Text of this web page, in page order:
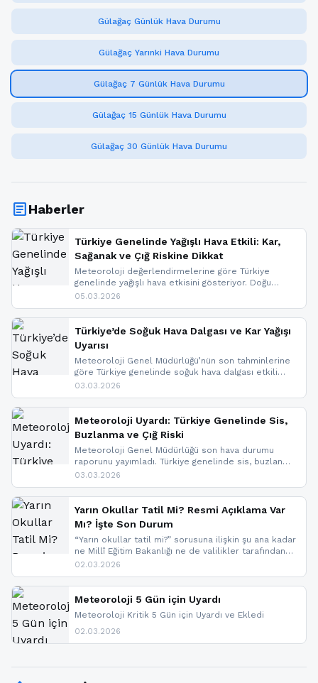
Gülağaç Günlük Hava Durumu
Gülağaç Yarınki Hava Durumu
Gülağaç 7 Günlük Hava Durumu
Gülağaç 15 Günlük Hava Durumu
Gülağaç 30 Günlük Hava Durumu
articleHaberler
Türkiye Genelinde Yağışlı Hava Etkili: Kar,
Sağanak ve Çığ Riskine Dikkat
Meteoroloji değerlendirmelerine göre Türkiye
genelinde yağışlı hava etkisini gösteriyor. Doğu
bölgelerinde kar yağışı beklenirken Marmara ve
ise çığ tehlikesi bulunuyor. İç kesimlerde sis ve pus
nedeniyle görüş mesafesinde azalma
yaşanabileceği belirtiliyor.
05.03.2026
Türkiye’de Soğuk Hava Dalgası ve Kar Yağışı
Uyarısı
Meteoroloji Genel Müdürlüğü’nün son tahminlerine
göre Türkiye genelinde soğuk hava dalgası etkili
oluyor. Birçok il için kar yağışı ve buzlanma uyarısı
03.03.2026
Meteoroloji Uyardı: Türkiye Genelinde Sis,
Buzlanma ve Çığ Riski
Meteoroloji Genel Müdürlüğü son hava durumu
raporunu yayımladı. Türkiye genelinde sis, buzlanma
ve don beklenirken Doğu Anadolu ve Doğu
yapıldı. İşte son dakika meteoroloji gelişmeleri.
03.03.2026
Yarın Okullar Tatil Mi? Resmi Açıklama Var
Mı? İşte Son Durum
“Yarın okullar tatil mi?” sorusuna ilişkin şu ana kadar
ne Millî Eğitim Bakanlığı ne de valilikler tarafından
yapılmış resmi bir tatil açıklaması bulunmamaktadır.
paylaşacağız. En hızlı şekilde haberdar olmak için
sitemizi takip edebilir ve bildirimleri açabilirsiniz.
02.03.2026
Meteoroloji 5 Gün için Uyardı
Meteoroloji Kritik 5 Gün için Uyardı ve Ekledi
02.03.2026